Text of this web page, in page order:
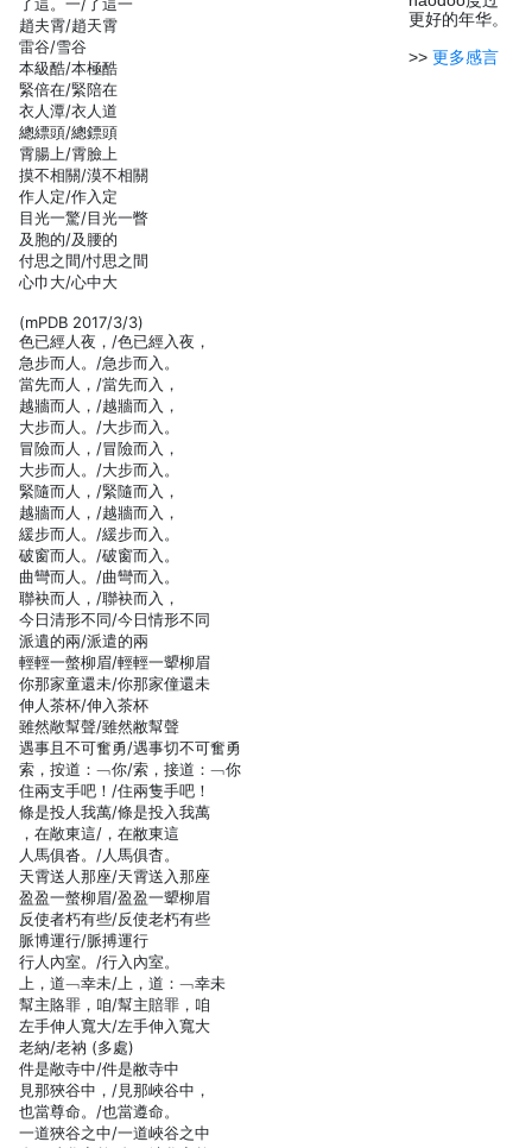
趙夫霄/趙天霄
雷谷/雪谷
本級酷/本極酷
緊倍在/緊陪在
衣人潭/衣人道
總縹頭/總鏢頭
霄腸上/霄臉上
摸不相關/漠不相關
作人定/作入定
目光一驚/目光一瞥
及胞的/及腰的
付思之間/忖思之間
心巾大/心中大
(mPDB 2017/3/3)
色已經人夜，/色已經入夜，
急步而人。/急步而入。
當先而人，/當先而入，
越牆而人，/越牆而入，
大步而人。/大步而入。
冒險而人，/冒險而入，
大步而人。/大步而入。
緊隨而人，/緊隨而入，
越牆而人，/越牆而入，
緩步而人。/緩步而入。
破窗而人。/破窗而入。
曲彎而人。/曲彎而入。
聯袂而人，/聯袂而入，
今日清形不同/今日情形不同
派遺的兩/派遣的兩
輕輕一螫柳眉/輕輕一顰柳眉
你那家童還未/你那家僮還未
伸人茶杯/伸入茶杯
雖然敞幫聲/雖然敝幫聲
遇事且不可奮勇/遇事切不可奮勇
索，按道：﹁你/索，接道：﹁你
住兩支手吧！/住兩隻手吧！
條是投人我萬/條是投入我萬
，在敞東這/，在敝東這
人馬俱沓。/人馬俱杳。
天霄送人那座/天霄送入那座
盈盈一螫柳眉/盈盈一顰柳眉
反使者朽有些/反使老朽有些
脈博運行/脈搏運行
行人內室。/行入內室。
上，道﹁幸未/上，道：﹁幸未
幫主賂罪，咱/幫主賠罪，咱
左手伸人寬大/左手伸入寬大
老納/老衲 (多處)
件是敞寺中/件是敝寺中
見那狹谷中，/見那峽谷中，
也當尊命。/也當遵命。
一道狹谷之中/一道峽谷之中
更好的年华。
>> 更多感言